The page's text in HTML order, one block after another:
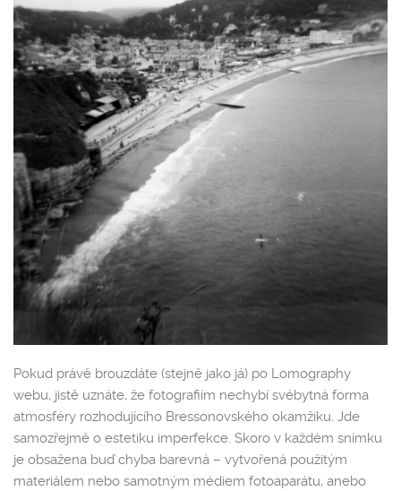
Pokud právě brouzdáte (stejně jako já) po Lomography
webu, jistě uznáte, že fotografiím nechybí svébytná forma
atmosféry rozhodujícího Bressonovského okamžiku. Jde
samozřejmě o estetiku imperfekce. Skoro v každém snímku
je obsažena buď chyba barevná – vytvořená použitým
materiálem nebo samotným médiem fotoaparátu, anebo